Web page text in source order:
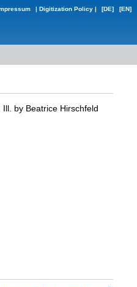
| Digitization Policy | [DE] [EN]
by Beatrice Hirschfeld